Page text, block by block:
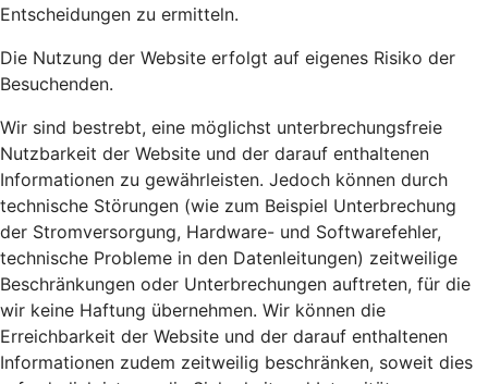
Entscheidungen zu ermitteln.
Die Nutzung der Website erfolgt auf eigenes Risiko der
Besuchenden.
Wir sind bestrebt, eine möglichst unterbrechungsfreie
Nutzbarkeit der Website und der darauf enthaltenen
Informationen zu gewährleisten. Jedoch können durch
technische Störungen (wie zum Beispiel Unterbrechung
der Stromversorgung, Hardware- und Softwarefehler,
technische Probleme in den Datenleitungen) zeitweilige
Beschränkungen oder Unterbrechungen auftreten, für die
wir keine Haftung übernehmen. Wir können die
Erreichbarkeit der Website und der darauf enthaltenen
Informationen zudem zeitweilig beschränken, soweit dies